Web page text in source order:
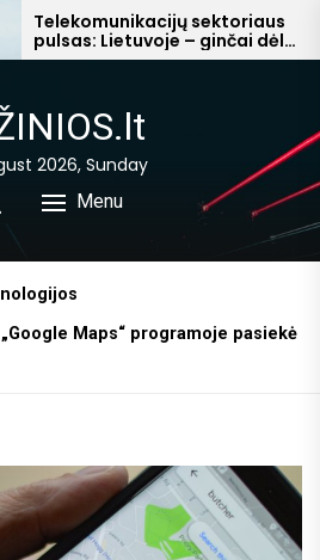
sektoriaus
– ginčai dėl
Afrikoje – milijardiniai
2026, Sunday
Menu
Maps“ programoje pasiekė